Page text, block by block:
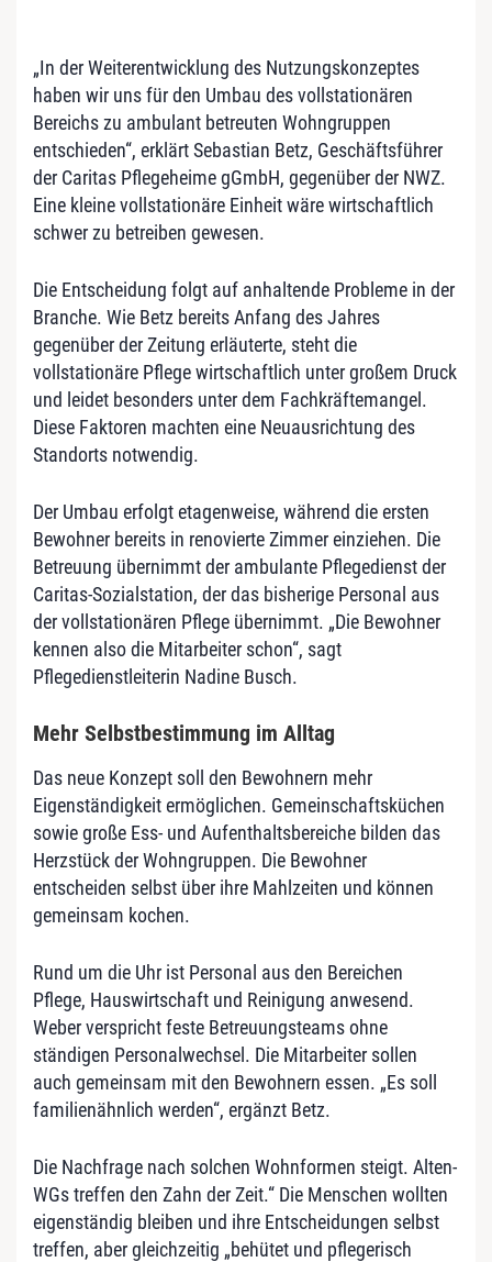
„In der Weiterentwicklung des Nutzungskonzeptes
haben wir uns für den Umbau des vollstationären
Bereichs zu ambulant betreuten Wohngruppen
entschieden“, erklärt Sebastian Betz, Geschäftsführer
der Caritas Pflegeheime gGmbH, gegenüber der NWZ.
Eine kleine vollstationäre Einheit wäre wirtschaftlich
schwer zu betreiben gewesen.
Die Entscheidung folgt auf anhaltende Probleme in der
Branche. Wie Betz bereits Anfang des Jahres
gegenüber der Zeitung erläuterte, steht die
vollstationäre Pflege wirtschaftlich unter großem Druck
und leidet besonders unter dem Fachkräftemangel.
Diese Faktoren machten eine Neuausrichtung des
Standorts notwendig.
Der Umbau erfolgt etagenweise, während die ersten
Bewohner bereits in renovierte Zimmer einziehen. Die
Betreuung übernimmt der ambulante Pflegedienst der
Caritas-Sozialstation, der das bisherige Personal aus
der vollstationären Pflege übernimmt. „Die Bewohner
kennen also die Mitarbeiter schon“, sagt
Pflegedienstleiterin Nadine Busch.
Mehr Selbstbestimmung im Alltag
Das neue Konzept soll den Bewohnern mehr
Eigenständigkeit ermöglichen. Gemeinschaftsküchen
sowie große Ess- und Aufenthaltsbereiche bilden das
Herzstück der Wohngruppen. Die Bewohner
entscheiden selbst über ihre Mahlzeiten und können
gemeinsam kochen.
Rund um die Uhr ist Personal aus den Bereichen
Pflege, Hauswirtschaft und Reinigung anwesend.
Weber verspricht feste Betreuungsteams ohne
ständigen Personalwechsel. Die Mitarbeiter sollen
auch gemeinsam mit den Bewohnern essen. „Es soll
familienähnlich werden“, ergänzt Betz.
Die Nachfrage nach solchen Wohnformen steigt. Alten-
WGs treffen den Zahn der Zeit.“ Die Menschen wollten
eigenständig bleiben und ihre Entscheidungen selbst
treffen, aber gleichzeitig „behütet und pflegerisch